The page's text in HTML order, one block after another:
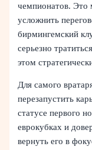
чемпионатов. Это
усложнить
бирмингемский
серьезно
этом
Для самого
перезапустить
статусе первого
еврокубках и
вернуть его в